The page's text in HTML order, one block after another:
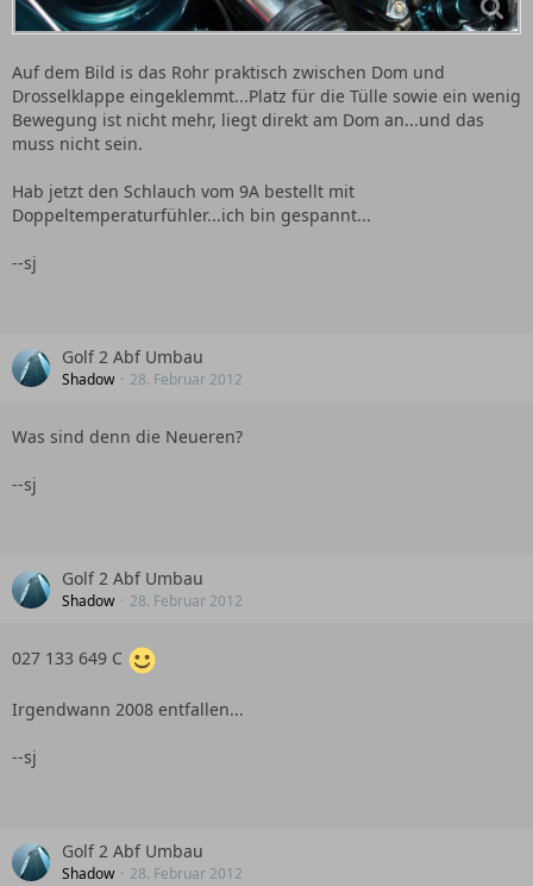
Auf dem Bild is das Rohr praktisch zwischen Dom und
Drosselklappe eingeklemmt...Platz für die Tülle sowie ein wenig
Bewegung ist nicht mehr, liegt direkt am Dom an...und das
muss nicht sein.
Hab jetzt den Schlauch vom 9A bestellt mit
Doppeltemperaturfühler...ich bin gespannt...
--sj
Golf 2 Abf Umbau
Shadow 28. Februar 2012
Was sind denn die Neueren?
--sj
Golf 2 Abf Umbau
Shadow 28. Februar 2012
027 133 649 C
Irgendwann 2008 entfallen...
--sj
Golf 2 Abf Umbau
Shadow 28. Februar 2012